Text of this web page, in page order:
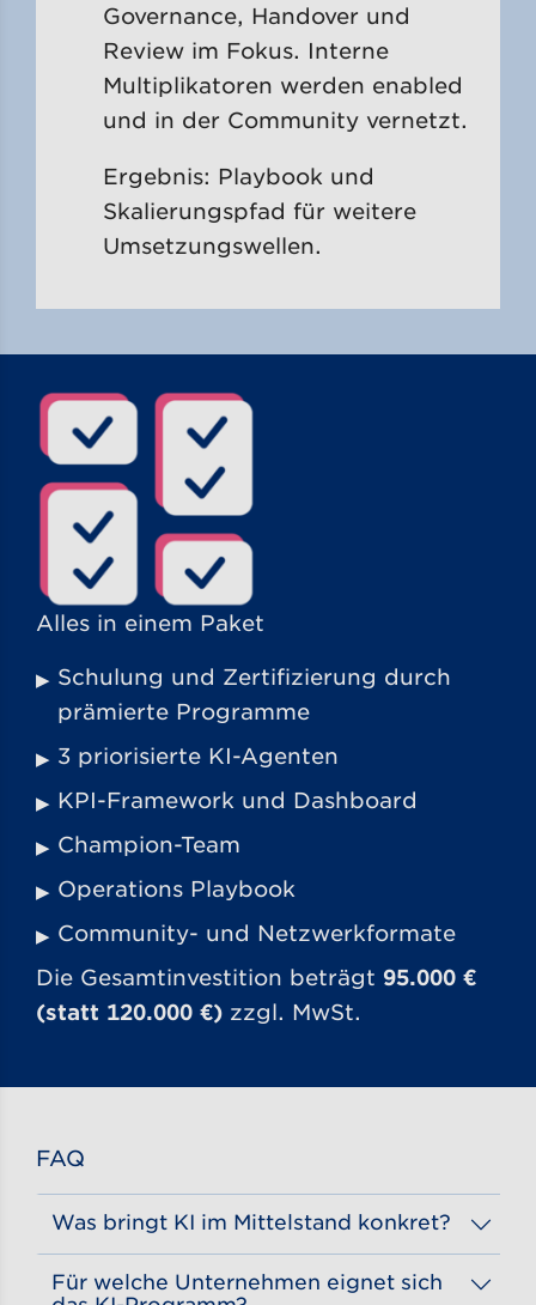
Governance, Handover und
Review im Fokus. Interne
Multiplikatoren werden enabled
und in der Community vernetzt.
Ergebnis: Playbook und
Skalierungspfad für weitere
Umsetzungswellen.
Alles in einem Paket
Schulung und Zertifizierung durch
prämierte Programme
3 priorisierte KI-Agenten
KPI-Framework und Dashboard
Champion-Team
Operations Playbook
Community- und Netzwerkformate
Die Gesamtinvestition beträgt 95.000 €
(statt 120.000 €) zzgl. MwSt.
FAQ
Was bringt KI im Mittelstand konkret?
Für welche Unternehmen eignet sich